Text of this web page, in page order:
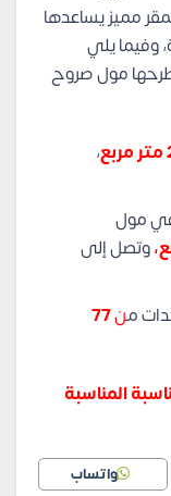
مميز يساعدها
وفيما يلي
مول صروح
،
في مول
وتصل إلى
من77
المناسبة
واتساب